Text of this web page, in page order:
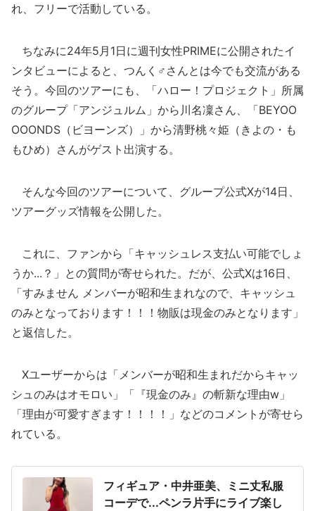
れ、フリーで活動している。
ちなみに24年5月1日に週刊女性PRIMEに公開されたイ
ンタビューによると、つんく♂さんとは今でも交流がある
そう。今回のツアーにも、「ハロー！プロジェクト」所属
のグループ「アンジュルム」から川名凜さん、「BEYOO
OOONDS（ビヨーンズ）」から清野桃々姫（きよの・も
もひめ）さんがゲスト出演する。
そんな今回のツアーについて、グループ公式Xが14日、
ツアーグッズ情報を公開した。
これに、ファンから「キャッシュレス支払い可能でしょ
うか...？」との質問が寄せられた。だが、公式Xは16日、
「すみません メンバーが昭和生まれなので、キャッシュ
のみとなっております！！！物販は現金のみとなります」
と返信した。
Xユーザーからは「メンバーが昭和生まれだからキャッ
シュのみはオモロい」「『現金のみ』の斬新な理由w」
「理由が可愛すぎます！！！！」などのコメントが寄せら
れている。
フィギュア・中井亜美、ミニ丈私服
コーデで...ペンラ片手にライブ楽し